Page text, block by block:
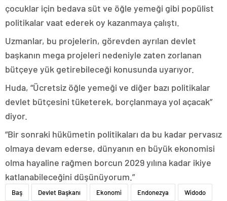
çocuklar için bedava süt ve öğle yemeği gibi popülist
politikalar vaat ederek oy kazanmaya çalıştı.
Uzmanlar, bu projelerin, görevden ayrılan devlet
başkanın mega projeleri nedeniyle zaten zorlanan
bütçeye yük getirebileceği konusunda uyarıyor.
Huda, “Ücretsiz öğle yemeği ve diğer bazı politikalar
devlet bütçesini tüketerek, borçlanmaya yol açacak”
diyor.
“Bir sonraki hükümetin politikaları da bu kadar pervasız
olmaya devam ederse, dünyanın en büyük ekonomisi
olma hayaline rağmen borcun 2029 yılına kadar ikiye
katlanabileceğini düşünüyorum.”
Baş Devlet Başkanı Ekonomi Endonezya Widodo